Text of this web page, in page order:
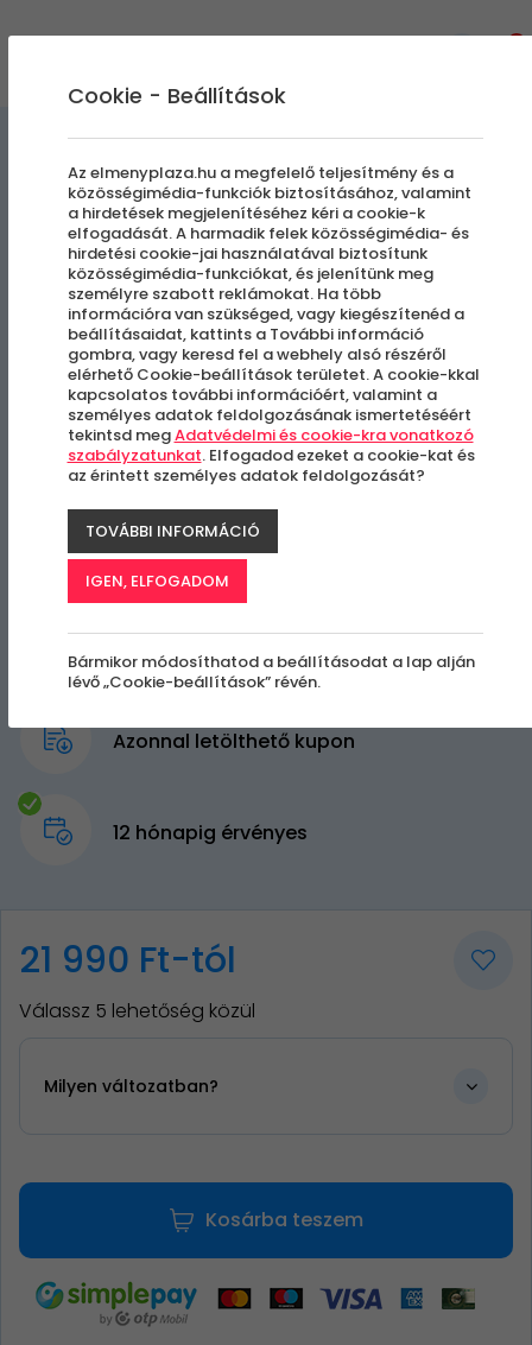
A rettegés háza (16+)
Budapest, XIII. kerület
Azonnal letölthető kupon
12 hónapig érvényes
21 990 Ft-tól
Válassz 5 lehetőség közül
Milyen változatban?
Kosárba teszem
Cookie - Beállítások
Az elmenyplaza.hu a megfelelő teljesítmény és a
közösségimédia-funkciók biztosításához, valamint
a hirdetések megjelenítéséhez kéri a cookie-k
elfogadását. A harmadik felek közösségimédia- és
hirdetési cookie-jai használatával biztosítunk
közösségimédia-funkciókat, és jelenítünk meg
személyre szabott reklámokat. Ha több
információra van szükséged, vagy kiegészítenéd a
beállításaidat, kattints a További információ
gombra, vagy keresd fel a webhely alsó részéről
elérhető Cookie-beállítások területet. A cookie-kkal
kapcsolatos további információért, valamint a
személyes adatok feldolgozásának ismertetéséért
tekintsd megAdatvédelmi és cookie-kra vonatkozó
szabályzatunkat. Elfogadod ezeket a cookie-kat és
az érintett személyes adatok feldolgozását?
TOVÁBBI INFORMÁCIÓ
IGEN, ELFOGADOM
Bármikor módosíthatod a beállításodat a lap alján
lévő „Cookie-beállítások” révén.